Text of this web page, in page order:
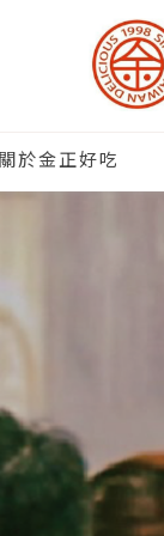
於金正好吃